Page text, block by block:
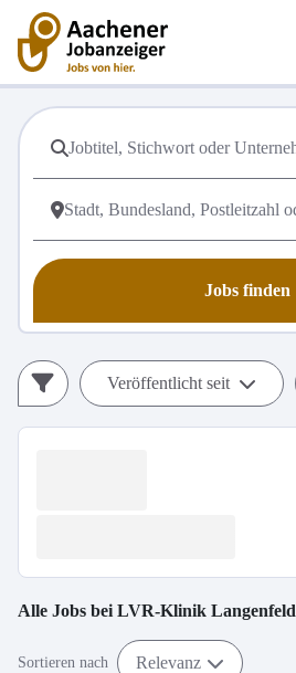
Jobs finden
Veröffentlicht seit
Alle Jobs bei LVR-Klinik Langenfeld
Sortieren nach Relevanz